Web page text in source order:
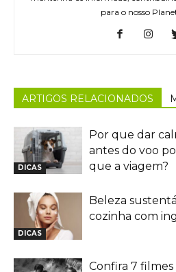
para o nosso
ARTIGOS RELACIONADOS
DICAS
Por que dar
antes do voo
que a viagem?
DICAS
Beleza
cozinha com
Confira 7